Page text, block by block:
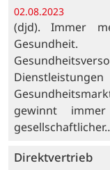
02.08.2023
(djd). Immer
gewinnt
Direktvertrieb